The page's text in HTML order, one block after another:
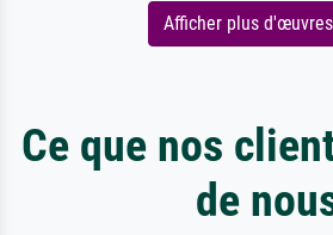
Afficher plus
Ce que nos
de